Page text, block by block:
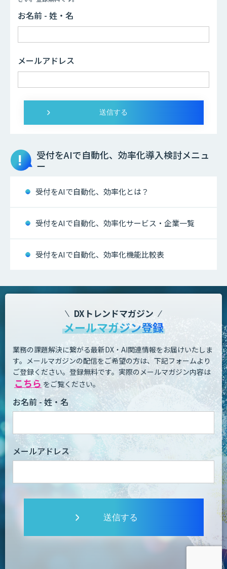
お名前 - 姓・名
メールアドレス
受付をAIで自動化、効率化導入検討メニュ
ー
受付をAIで自動化、効率化とは？
受付をAIで自動化、効率化サービス・企業一覧
受付をAIで自動化、効率化機能比較表
DXトレンドマガジン
メールマガジン登録
業務の課題解決に繋がる最新DX・AI関連情報をお届けいたしま
す。 メールマガジンの配信をご希望の方は、下記フォームより
ご登録ください。登録無料です。 実際のメールマガジン内容は
こちら をご覧ください。
お名前 - 姓・名
メールアドレス
送信する